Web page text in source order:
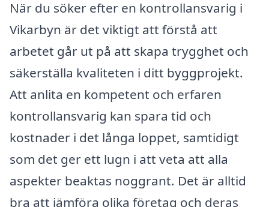
När du söker efter en kontrollansvarig i
Vikarbyn är det viktigt att förstå att
arbetet går ut på att skapa trygghet och
säkerställa kvaliteten i ditt byggprojekt.
Att anlita en kompetent och erfaren
kontrollansvarig kan spara tid och
kostnader i det långa loppet, samtidigt
som det ger ett lugn i att veta att alla
aspekter beaktas noggrant. Det är alltid
bra att jämföra olika företag och deras